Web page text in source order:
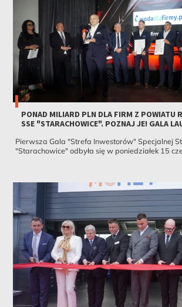
PONAD MILIARD PLN DLA FIRM Z POWIATU
SSE "STARACHOWICE". POZNAJ JE! GALA
Pierwsza Gala "Strefa Inwestorów" Specjalnej
"Starachowice" odbyła się w poniedziałek 15